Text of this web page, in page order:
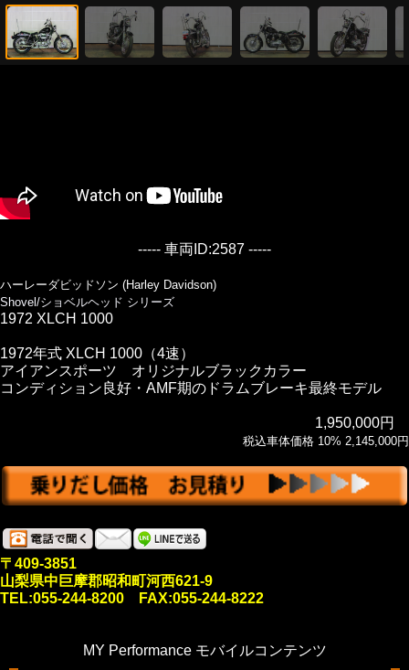
----- 車両ID:2587 -----
ハーレーダビッドソン (Harley Davidson)
Shovel/ショベルヘッド シリーズ
1972 XLCH 1000
1972年式 XLCH 1000（4速）
アイアンスポーツ オリジナルブラックカラー
コンディション良好・AMF期のドラムブレーキ最終モデル
1,950,000円
税込車体価格 10% 2,145,000円
〒409-3851
山梨県中巨摩郡昭和町河西621-9
TEL:055-244-8200 FAX:055-244-8222
MY Performance モバイルコンテンツ